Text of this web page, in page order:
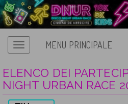
MENU PRINCIPALE
ELENCO DEI
NIGHT URBAN RACE